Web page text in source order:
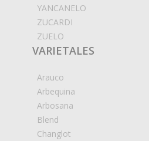
YANCANELO
ZUCARDI
ZUELO
VARIETALES
Arauco
Arbequina
Arbosana
Blend
Changlot